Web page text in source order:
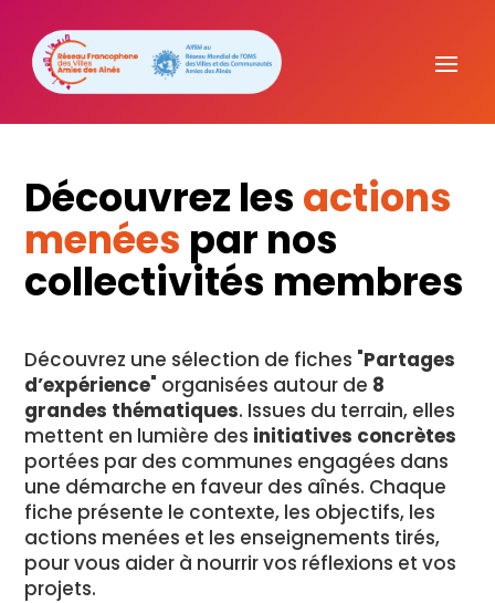
Découvrez les actions
menées par nos
collectivités membres
Découvrez une sélection de fiches "Partages
d’expérience" organisées autour de 8
grandes thématiques. Issues du terrain, elles
mettent en lumière des initiatives concrètes
portées par des communes engagées dans
une démarche en faveur des aînés. Chaque
fiche présente le contexte, les objectifs, les
actions menées et les enseignements tirés,
pour vous aider à nourrir vos réflexions et vos
projets.